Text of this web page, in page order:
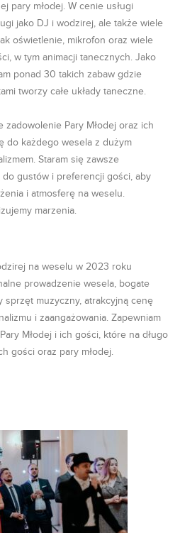
pary młodej. W cenie usługi
jako DJ i wodzirej, ale także wiele
oświetlenie, mikrofon oraz wiele
w tym animacji tanecznych. Jako
ponad 30 takich zabaw gdzie
tworzy całe układy taneczne.
zadowolenie Pary Młodej oraz ich
do każdego wesela z dużym
Staram się zawsze
gustów i preferencji gości, aby
i atmosferę na weselu.
marzenia.
na weselu w 2023 roku
prowadzenie wesela, bogate
sprzęt muzyczny, atrakcyjną cenę
i zaangażowania. Zapewniam
Młodej i ich gości, które na długo
gości oraz pary młodej.